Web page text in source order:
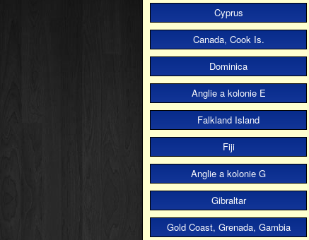
Cyprus
Canada, Cook Is.
Dominica
Anglie a kolonie E
Falkland Island
Fiji
Anglie a kolonie G
Gibraltar
Gold Coast, Grenada, Gambia